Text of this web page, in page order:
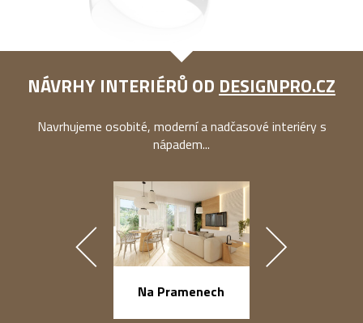
NÁVRHY INTERIÉRŮ OD DESIGNPRO.CZ
Navrhujeme osobité, moderní a nadčasové interiéry s
nápadem...
Na Pramenech